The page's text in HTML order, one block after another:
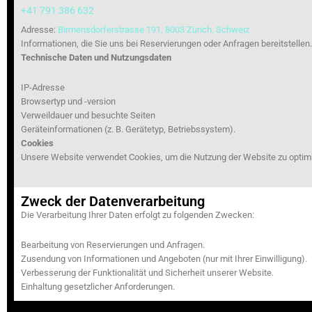
+41 791 386 632
Adresse: Birmensdorferstrasse 191, 8003 Zürich, Schweiz
Informationen, die Sie uns bei Reservierungen oder Anfragen bereitstellen.
Technische Daten und Nutzungsdaten
IP-Adresse
Browsertyp und -version
Verweildauer und besuchte Seiten
Geräteinformationen (z. B. Gerätetyp, Betriebssystem).
Cookies
Unsere Website verwendet Cookies, um die Nutzung der Website zu
Zweck der Datenverarbeitung
Die Verarbeitung Ihrer Daten erfolgt zu folgenden Zwecken:
Bearbeitung von Reservierungen und Anfragen.
Zusendung von Informationen und Angeboten (nur mit Ihrer Einwilligung).
Verbesserung der Funktionalität und Sicherheit unserer Website.
Einhaltung gesetzlicher Anforderungen.